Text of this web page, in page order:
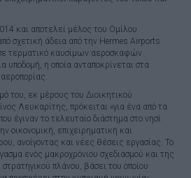
και αποτελεί μέλος του Ομίλου
σχετική άδεια από την Hermes Airports
τερματικό καυσίμων αεροσκαφών
υποδομή, η οποία ανταποκρίνεται στα
του, εκ μέρους του Διοικητικού
Λευκαρίτης, πρόκειται «για ένα από τα
έγιναν το τελευταίο διάστημα στο νησί
οικονομική, επιχειρηματική και
ανοίγοντας και νέες θέσεις εργασίας. Το
ενός μακροχρόνιου σχεδιασμού και της
πλάνου, βάσει του οποίου